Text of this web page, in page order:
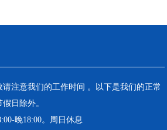
注意我们的工作时间 。以下是我们的正常
日除外。
晚18:00。周日休息